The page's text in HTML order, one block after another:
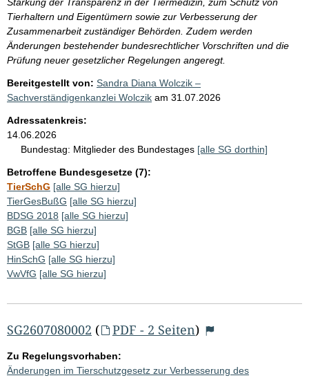
S
e
i
t
e
Tierhaltern und Eigentümern sowie zur Verbesserung der
Zusammenarbeit zuständiger Behörden. Zudem werden
Änderungen bestehender bundesrechtlicher Vorschriften und die
Prüfung neuer gesetzlicher Regelungen angeregt.
Bereitgestellt von: Sandra Diana Wolczik –
Sachverständigenkanzlei Wolczik am 31.07.2026
Adressatenkreis:
14.06.2026
Bundestag: Mitglieder des Bundestages [alle SG dorthin]
Betroffene Bundesgesetze (7):
TierSchG [alle SG hierzu]
TierGesBußG [alle SG hierzu]
BDSG 2018 [alle SG hierzu]
BGB [alle SG hierzu]
StGB [alle SG hierzu]
HinSchG [alle SG hierzu]
VwVfG [alle SG hierzu]
SG2607080002 ( PDF - 2 Seiten)
Zu Regelungsvorhaben:
Änderungen im Tierschutzgesetz zur Verbesserung des